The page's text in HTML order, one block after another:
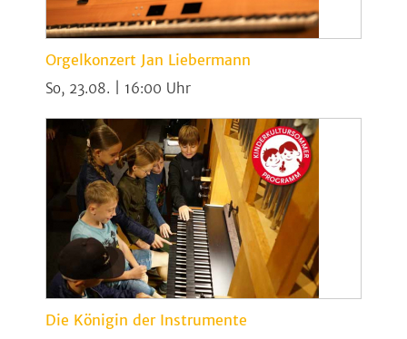
Orgelkonzert Jan Liebermann
So, 23.08. | 16:00
Die Königin der Instrumente